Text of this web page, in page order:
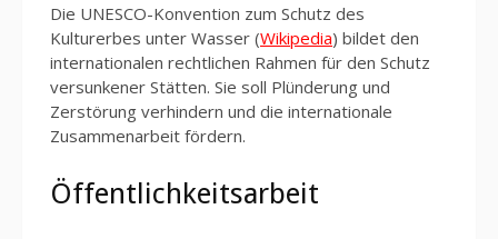
Die UNESCO-Konvention zum Schutz des
Kulturerbes unter Wasser (Wikipedia) bildet den
internationalen rechtlichen Rahmen für den Schutz
versunkener Stätten. Sie soll Plünderung und
Zerstörung verhindern und die internationale
Zusammenarbeit fördern.
Öffentlichkeitsarbeit